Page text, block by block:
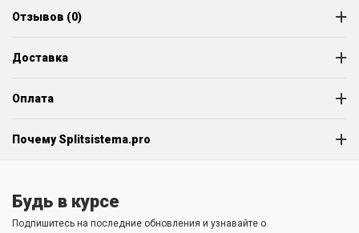
Отзывов (0)
Доставка
Оплата
Почему Splitsistema.pro
Будь в курсе
Подпишитесь на последние обновления и узнавайте о